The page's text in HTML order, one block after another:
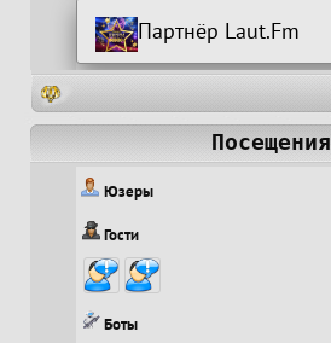
Партнёр Laut.Fm
Посещения
Юзеры
Гости
Боты